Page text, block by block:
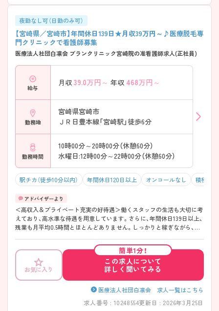
夜勤なし可（日勤のみ可）
【宮崎県／宮崎市】年間休日139日★月収39万円～♪医療脱毛専
門クリニックで看護師募集
医療法人社団白凛会 ブランクリニック宮崎院の准看護師求人(正社員)
給与
月収 39.0万円～ 年収 468万円～
勤務地
宮崎県宮崎市
ＪＲ日豊本線「宮崎駅」徒歩6分
勤務時間
10時00分～20時00分（休憩60分）
水曜日:12時00分～22時00分（休憩60分）
駅チカ（徒歩10分以内） 年間休日120日以上 オンコールなし 積極採
＜高収入＆プライベート充実の好待遇＞働くスタッフの生活も大切に考
えており、高水準な待遇を用意しています。さらに、年間休日139日以上、
残業も月平均0.5時間とほとんどありません。しっかりと稼ぎながら、オ
働きたい方にぴったりです。 ＜医師や看護師が連携する安心の医療体制
＞ 施術スタッフは全て女性看護師で構成されており、医師も常駐して肌
管理を徹底しています。使用する医療脱毛器は、医師自身が自分の肌で
試し、効果や痛みに納得したものだけを採用。万が一の肌トラブルにも
迅速に対応できる医療機関ならではの安心感があります。また、衛生管
理も徹底しており、清潔で安全な環境で業務に集中できます。
お気に入り
簡単1分！
この求人について
詳しく聞いてみる
医療法人社団白凛会 求人一覧はこちら
求人番号 : 10248554更新日 : 2026年3月25日